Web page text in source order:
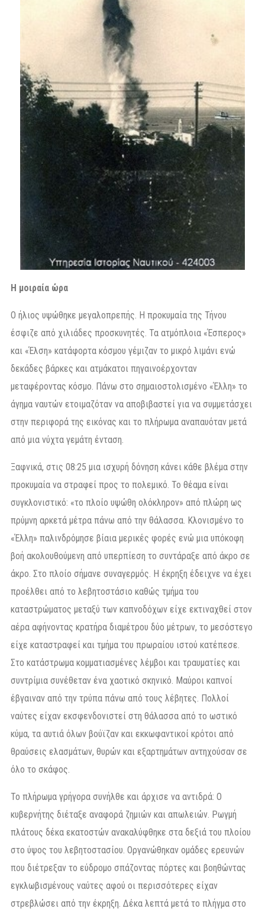
Η μοιραία ώρα
Ο ήλιος υψώθηκε μεγαλοπρεπής. Η προκυμαία της Τήνου
έσφιζε από χιλιάδες προσκυνητές. Τα ατμόπλοια «Έσπερος»
και «Έλση» κατάφορτα κόσμου γέμιζαν το μικρό λιμάνι ενώ
δεκάδες βάρκες και ατμάκατοι πηγαινοέρχονταν
μεταφέροντας κόσμο. Πάνω στο σημαιοστολισμένο «Έλλη» το
άγημα ναυτών ετοιμαζόταν να αποβιβαστεί για να συμμετάσχει
στην περιφορά της εικόνας και το πλήρωμα αναπαυόταν μετά
από μια νύχτα γεμάτη ένταση.
Ξαφνικά, στις 08:25 μια ισχυρή δόνηση κάνει κάθε βλέμα στην
προκυμαία να στραφεί προς το πολεμικό. Το θέαμα είναι
συγκλονιστικό: «το πλοίο υψώθη ολόκληρον» από πλώρη ως
πρύμνη αρκετά μέτρα πάνω από την θάλασσα. Κλονισμένο το
«Έλλη» παλινδρόμησε βίαια μερικές φορές ενώ μια υπόκοφη
βοή ακολουθούμενη από υπερπίεση το συντάραξε από άκρο σε
άκρο. Στο πλοίο σήμανε συναγερμός. Η έκρηξη έδειχνε να έχει
προέλθει από το λεβητοστάσιο καθώς τμήμα του
καταστρώματος μεταξύ των καπνοδόχων είχε εκτιναχθεί στον
αέρα αφήνοντας κρατήρα διαμέτρου δύο μέτρων, το μεσόστεγο
είχε καταστραφεί και τμήμα του πρωραίου ιστού κατέπεσε.
Στο κατάστρωμα κομματιασμένες λέμβοι και τραυματίες και
συντρίμια συνέθεταν ένα χαοτικό σκηνικό. Μαύροι καπνοί
έβγαιναν από την τρύπα πάνω από τους λέβητες. Πολλοί
ναύτες είχαν εκσφενδονιστεί στη θάλασσα από το ωστικό
κύμα, τα αυτιά όλων βούϊζαν και εκκωφαντικοί κρότοι από
θραύσεις ελασμάτων, θυρών και εξαρτημάτων αντηχούσαν σε
όλο το σκάφος.
Το πλήρωμα γρήγορα συνήλθε και άρχισε να αντιδρά: Ο
κυβερνήτης διέταξε αναφορά ζημιών και απωλειών. Ρωγμή
πλάτους δέκα εκατοστών ανακαλύφθηκε στα δεξιά του πλοίου
στο ύψος του λεβητοστασίου. Οργανώθηκαν ομάδες ερευνών
που διέτρεξαν το εύδρομο σπάζοντας πόρτες και βοηθώντας
εγκλωβισμένους ναύτες αφού οι περισσότερες είχαν
στρεβλώσει από την έκρηξη. Δέκα λεπτά μετά το πλήγμα στο